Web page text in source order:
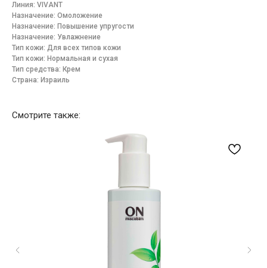
Линия: VIVANT
Назначение: Омоложение
Назначение: Повышение упругости
Назначение: Увлажнение
Тип кожи: Для всех типов кожи
Тип кожи: Нормальная и сухая
Тип средства: Крем
Страна: Израиль
Смотрите также: